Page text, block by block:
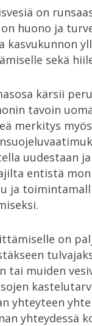
on
huono ja
sekä
kärsii
tavoin
merkitys
uudestaan
entistä
ja
on
tai muiden
yhteyteen
yhteydessä